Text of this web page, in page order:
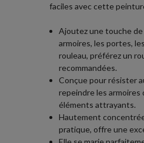
faciles avec cette
Ajoutez une touche de
armoires, les portes,
rouleau, préférez un
recommandées.
Conçue pour résister
repeindre les armoires
éléments attrayants.
Hautement
pratique, offre une